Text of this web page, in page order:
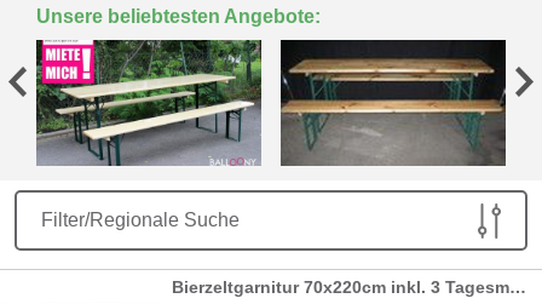
Unsere beliebtesten Angebote:
Filter/Regionale Suche
Bierzeltgarnitur 70x220cm inkl. 3 Tagesmieten